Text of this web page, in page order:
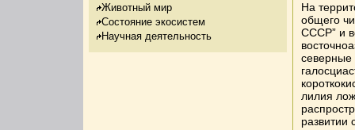
Животный мир
Состояние экосистем
Научная деятельность
На
общего
СССР” и
северные
лилия
развитии